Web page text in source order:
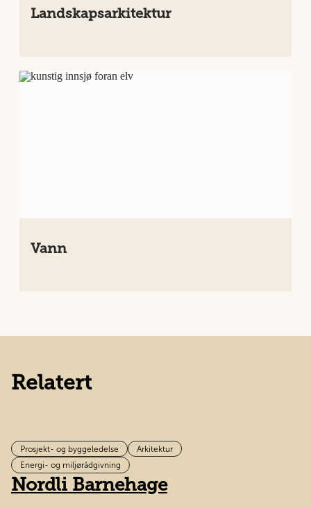
Landskapsarkitektur
Vann
Relatert
Prosjekt- og byggeledelse
Arkitektur
Energi- og miljørådgivning
Nordli Barnehage